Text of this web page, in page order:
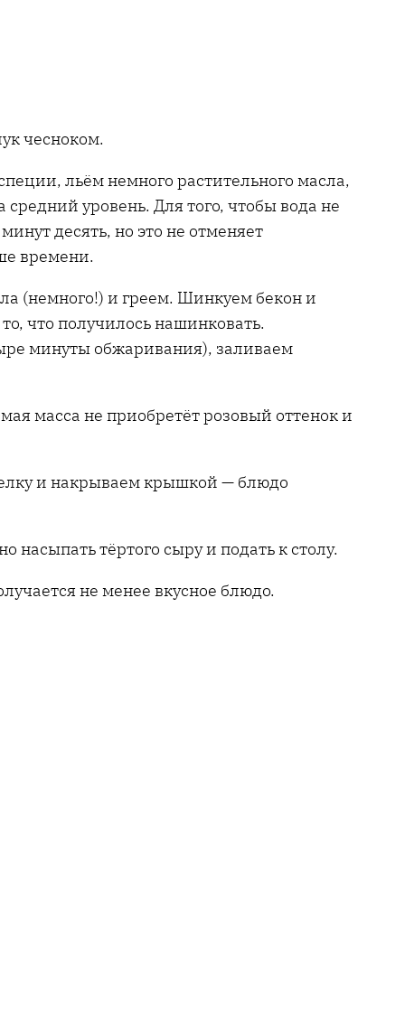
чесноком.
льём немного растительного масла,
уровень. Для того, чтобы вода не
десять, но это не отменяет
времени.
(немного!) и греем. Шинкуем бекон и
что получилось нашинковать.
минуты обжаривания), заливаем
масса не приобретёт розовый оттенок и
и накрываем крышкой — блюдо
тёртого сыру и подать к столу.
не менее вкусное блюдо.